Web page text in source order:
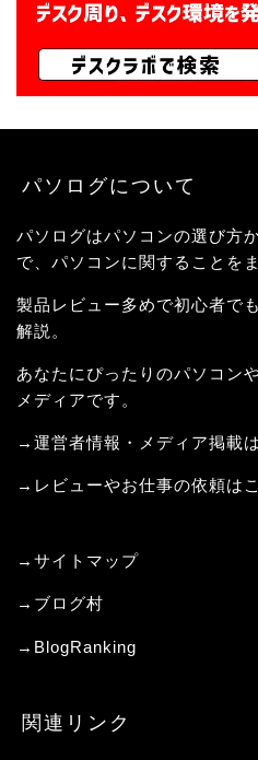
パソログについて
パソログはパソコンの選び方
で、パソコンに関することを
製品レビュー多めで初心者で
解説。
あなたにぴったりのパソコン
メディアです。
→運営者情報・メディア掲載
→レビューやお仕事の依頼は
→サイトマップ
→ ブログ村
→ BlogRanking
関連リンク